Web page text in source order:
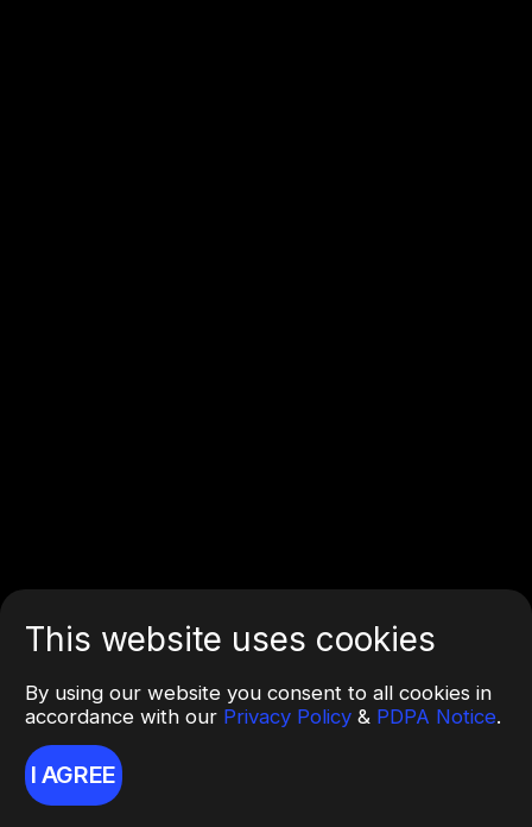
This website uses cookies
By using our website you consent to all cookies in
accordance with our Privacy Policy & PDPA Notice.
I AGREE